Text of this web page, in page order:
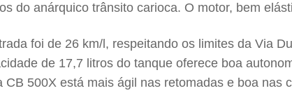
do anárquico trânsito carioca. O motor, bem
foi de 26 km/l, respeitando os limites da Via
de 17,7 litros do tanque oferece boa
CB 500X está mais ágil nas retomadas e boa nas